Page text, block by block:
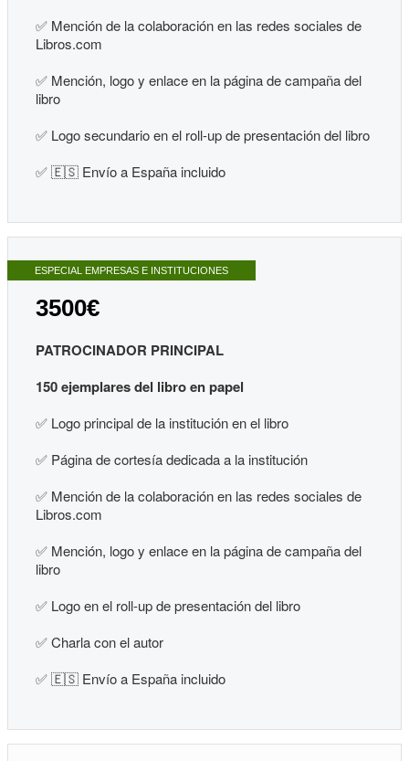
✅ Mención de la colaboración en las redes sociales de
Libros.com
✅ Mención, logo y enlace en la página de campaña del
libro
✅ Logo secundario en el roll-up de presentación del libro
✅ 🇪🇸 Envío a España incluido
ESPECIAL EMPRESAS E INSTITUCIONES
3500€
PATROCINADOR PRINCIPAL
150 ejemplares del libro en papel
✅ Logo principal de la institución en el libro
✅ Página de cortesía dedicada a la institución
✅ Mención de la colaboración en las redes sociales de
Libros.com
✅ Mención, logo y enlace en la página de campaña del
libro
✅ Logo en el roll-up de presentación del libro
✅Charla con el autor
✅ 🇪🇸 Envío a España incluido